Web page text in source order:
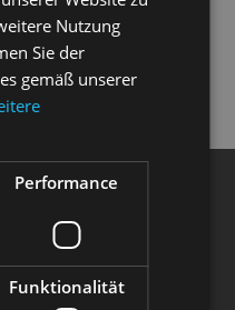
Nutzung
Sie der
gemäß unserer
Performance
Funktionalität